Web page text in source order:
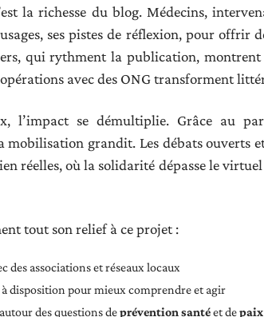
la richesse du blog. Médecins,
ses pistes de réflexion, pour offrir
qui rythment la publication, montrent
avec des ONG transforment
l’impact se démultiplie. Grâce au
mobilisation grandit. Les débats ouverts
réelles, où la solidarité dépasse le
tout son relief à ce projet :
des associations et réseaux locaux
à disposition pour mieux comprendre et agir
des questions deprévention santéet depaix